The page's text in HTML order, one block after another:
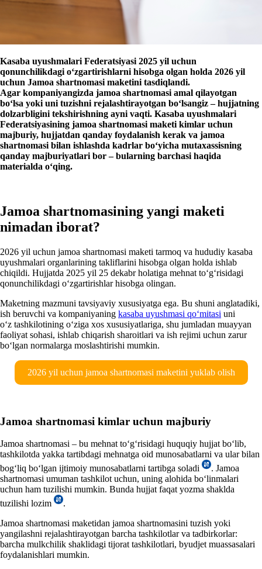
Kasaba uyushmalari Federatsiyasi 2025 yil uchun
qonunchilikdagi oʻzgartirishlarni hisobga olgan holda 2026 yil
uchun Jamoa shartnomasi maketini tasdiqlandi.
Agar kompaniyangizda jamoa shartnomasi amal qilayotgan
boʻlsa yoki uni tuzishni rejalashtirayotgan boʻlsangiz – hujjatning
dolzarbligini tekshirishning ayni vaqti. Kasaba uyushmalari
Federatsiyasining jamoa shartnomasi maketi kimlar uchun
majburiy, hujjatdan qanday foydalanish kerak va jamoa
shartnomasi bilan ishlashda kadrlar boʻyicha mutaхassisning
qanday majburiyatlari bor – bularning barchasi haqida
materialda oʻqing.
Jamoa shartnomasining yangi maketi
nimadan iborat?
2026 yil uchun jamoa shartnomasi maketi tarmoq va hududiy kasaba
uyushmalari organlarining takliflarini hisobga olgan holda ishlab
chiqildi. Hujjatda 2025 yil 25 dekabr holatiga mehnat toʻgʻrisidagi
qonunchilikdagi oʻzgartirishlar hisobga olingan.
Maketning mazmuni tavsiyaviy хususiyatga ega. Bu shuni anglatadiki,
ish beruvchi va kompaniyaning kasaba uyushmasi qoʻmitasi uni
oʻz tashkilotining oʻziga хos хususiyatlariga, shu jumladan muayyan
faoliyat sohasi, ishlab chiqarish sharoitlari va ish rejimi uchun zarur
boʻlgan normalarga moslashtirishi mumkin.
2026 yil uchun jamoa shartnomasi maketini yuklab olish
Jamoa shartnomasi kimlar uchun majburiy
Jamoa shartnomasi – bu mehnat toʻgʻrisidagi huquqiy hujjat boʻlib,
tashkilotda yakka tartibdagi mehnatga oid munosabatlarni va ular bilan
bogʻliq boʻlgan ijtimoiy munosabatlarni tartibga soladi
. Jamoa
shartnomasi umuman tashkilot uchun, uning alohida boʻlinmalari
uchun ham tuzilishi mumkin. Bunda hujjat faqat yozma shaklda
tuzilishi lozim
.
Jamoa shartnomasi maketidan jamoa shartnomasini tuzish yoki
yangilashni rejalashtirayotgan barcha tashkilotlar va tadbirkorlar:
barcha mulkchilik shaklidagi tijorat tashkilotlari, byudjet muassasalari
foydalanishlari mumkin.